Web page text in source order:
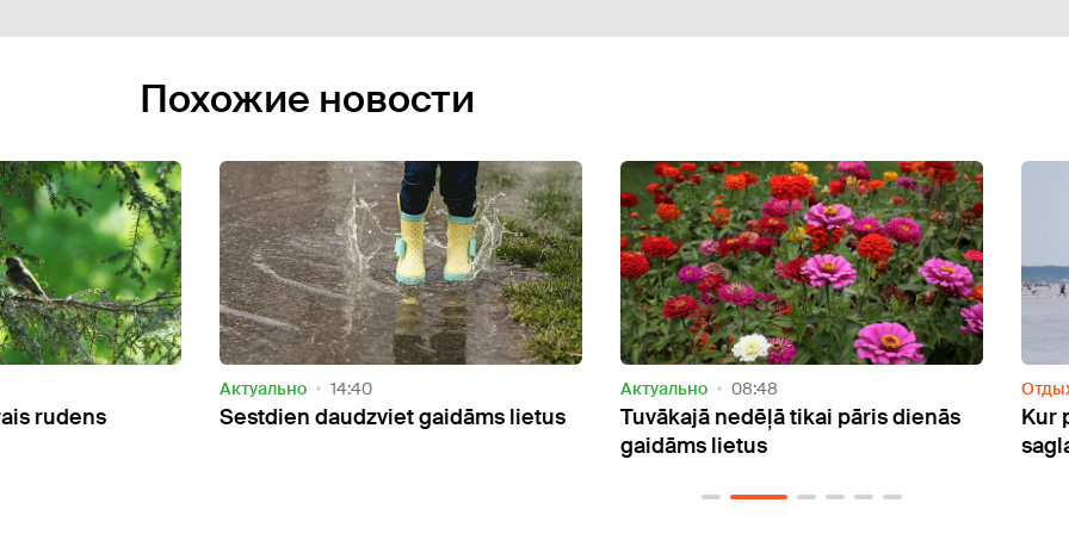
Похожие новости
gaidāms lietus
Актуально 08:48
Tuvākajā nedēļā tikai pāris dienās
Отдых 07:55
Kur peldēties? Siltākais ūdens jūrā
saglabājas Vidzemes piekrastē